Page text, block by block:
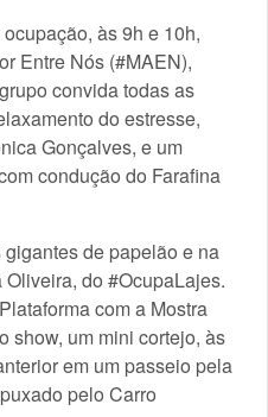
às 9h e 10h,
Entre Nós (#MAEN),
convida todas as
do estresse,
Gonçalves, e um
condução do Farafina
de papelão e na
do #OcupaLajes.
com a Mostra
show, um mini cortejo, às
em um passeio pela
pelo Carro